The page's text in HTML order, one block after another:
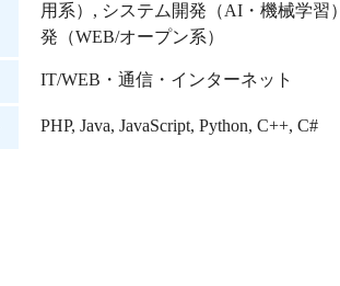
用系） , システム開発（AI・機械学習）
発（WEB/オープン系）
IT/WEB・通信・インターネット
PHP, Java, JavaScript, Python, C++, C#